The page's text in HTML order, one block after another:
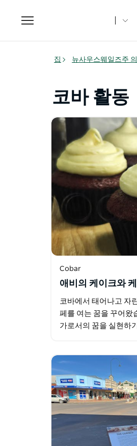
Toggle
navigation
집 뉴사우스웨일즈주
코바 활동
Cobar
애비의 케이크와
코바에서 태어나고 자
페를 여는 꿈을 꾸어왔
가로서의 꿈을 실현하